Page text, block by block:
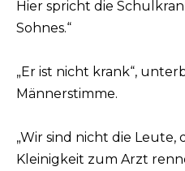
Hier spricht die
Sohnes.“
„Er ist nicht krank“,
Männerstimme.
„Wir sind nicht die Leute,
Kleinigkeit zum Arzt